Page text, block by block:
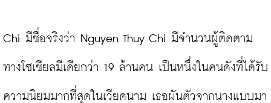
Chi มีชื่อจริงว่า Nguyen Thuy Chi มีจำนวนผู้ติดตาม
ทางโซเชียลมีเดียกว่า 19 ล้านคน เป็นหนึ่งในคนดังที่ได้รับ
ความนิยมมากที่สุดในเวียดนาม เธอผันตัวจากนางแบบมา